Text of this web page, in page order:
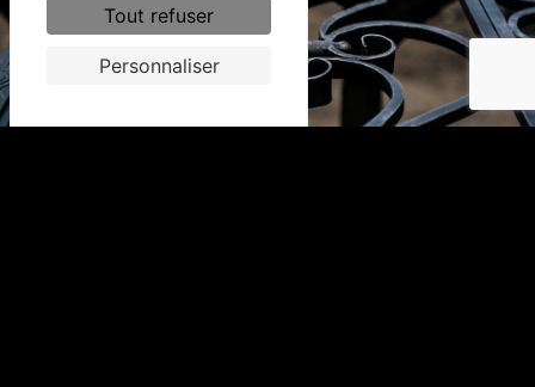
Tout refuser
Personnaliser